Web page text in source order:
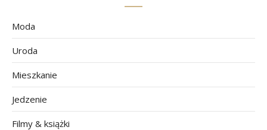
Moda
Uroda
Mieszkanie
Jedzenie
Filmy & książki